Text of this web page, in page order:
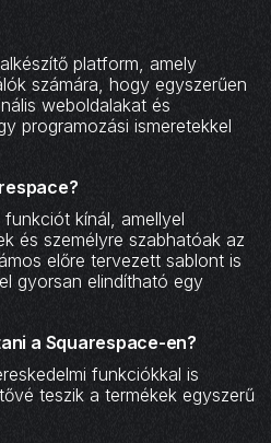
platform, amely
számára, hogy egyszerűen
weboldalakat és
programozási ismeretekkel
kínál, amellyel
és személyre szabhatóak az
előre tervezett sablont is
gyorsan elindítható egy
a Squarespace-en?
funkciókkal is
teszik a termékek egyszerű